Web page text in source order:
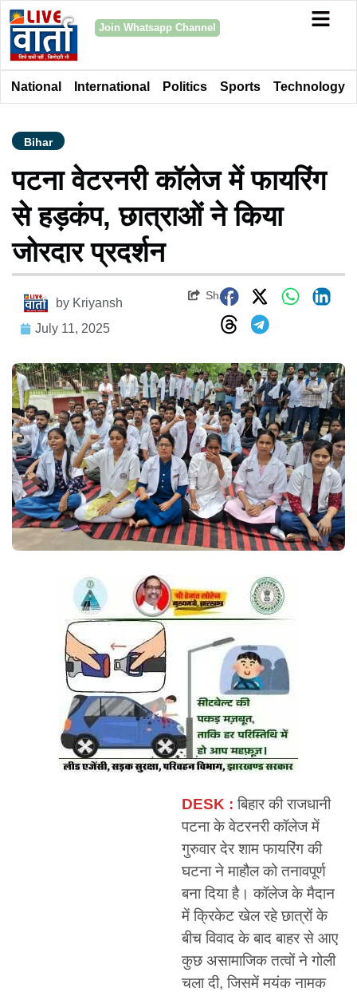
Join Whatsapp Channel
National International Politics Sports Technology
Bihar
पटना वेटरनरी कॉलेज में फायरिंग
से हड़कंप, छात्राओं ने किया
जोरदार प्रदर्शन
by Kriyansh
July 11, 2025
Share
DESK : बिहार की राजधानी
पटना के वेटरनरी कॉलेज में
गुरुवार देर शाम फायरिंग की
घटना ने माहौल को तनावपूर्ण
बना दिया है। कॉलेज के मैदान
में क्रिकेट खेल रहे छात्रों के
बीच विवाद के बाद बाहर से आए
कुछ असामाजिक तत्वों ने गोली
चला दी, जिसमें मयंक नामक